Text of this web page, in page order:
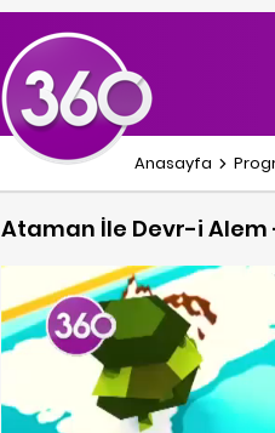
Anasayfa
Ataman İle Devr-i Alem